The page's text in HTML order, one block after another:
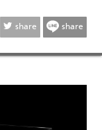
share share